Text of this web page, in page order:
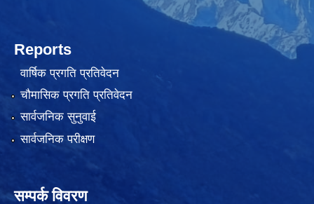
Reports
वार्षिक प्रगति प्रतिवेदन
चौमासिक प्रगति प्रतिवेदन
सार्वजनिक सुनुवाई
सार्वजनिक परीक्षण
सम्पर्क विवरण